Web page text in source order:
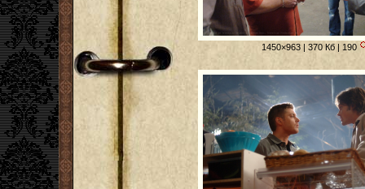
1450×963 | 370 Кб | 190